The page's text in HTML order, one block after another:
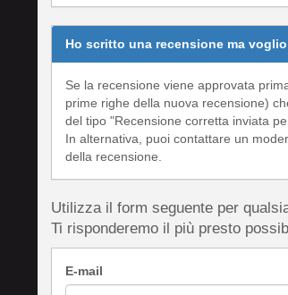
Ho scritto una recensione ma
Se la recensione viene approvata
prime righe della nuova recensione)
del tipo "Recensione corretta inviata
In alternativa, puoi contattare un
della recensione.
Utilizza il form seguente per
Ti risponderemo il più presto
E-mail